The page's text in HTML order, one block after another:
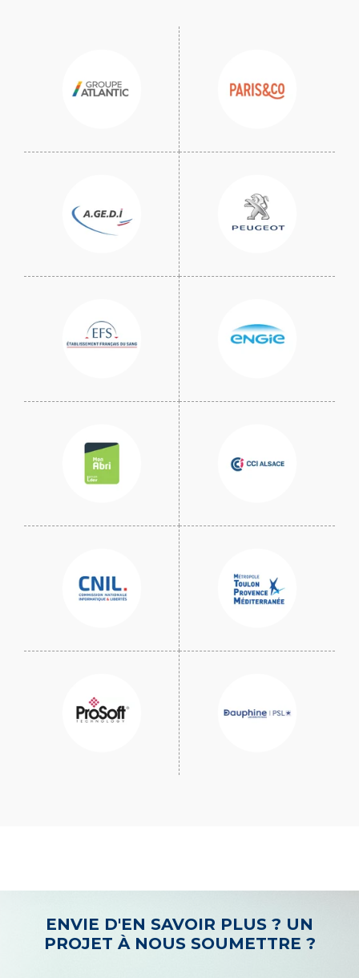
ENVIE D'EN SAVOIR PLUS ? UN
PROJET À NOUS SOUMETTRE ?